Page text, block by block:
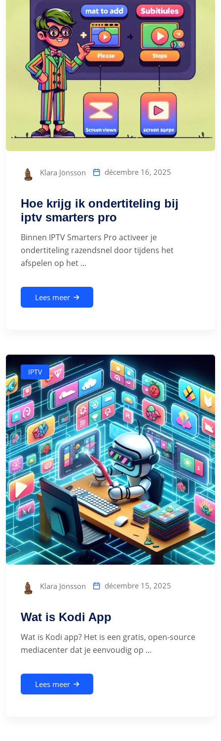
Klara Jönsson décembre 16, 2025
Hoe krijg ik ondertiteling bij
iptv smarters pro
Binnen IPTV Smarters Pro activeer je
ondertiteling razendsnel door tijdens het
afspelen op het ...
Lees meer
IPTV
Klara Jönsson décembre 15, 2025
Wat is Kodi App
Wat is Kodi app? Het is een gratis, open-source
mediacenter dat je eenvoudig op ...
Lees meer